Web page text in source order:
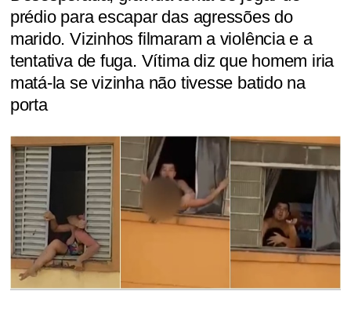
prédio para escapar das agressões do
marido. Vizinhos filmaram a violência e a
tentativa de fuga. Vítima diz que homem iria
matá-la se vizinha não tivesse batido na
porta